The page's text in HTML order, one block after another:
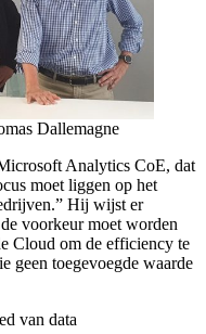
Dallemagne
Analytics CoE, dat
moet liggen op het
Hij wijst er
voorkeur moet worden
Cloud om de efficiency te
geen toegevoegde waarde
van data